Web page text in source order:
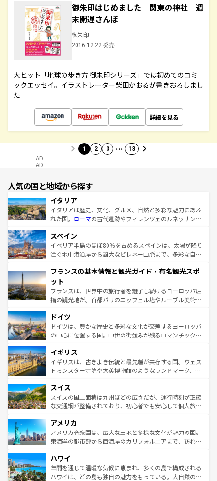
御朱印はじめました 関東の神社 週
末開運さんぽ
御朱印
2016.12.22 発売
大ヒット「地球の歩き方 御朱印シリーズ」では初めてのコミ
ックエッセイ。イラストレーター柴田かおるが書きおろしまし
た
詳細を見る
1 2 3 … 13
AD
AD
人気の国と地域から探す
イタリア
イタリアは歴史、文化、グルメ、自然と多彩な魅力にあふ
れた国。 ローマの古代遺跡やフィレンツェのルネッサンス
ろん、トスカーナの美しい田園風景やアマルフィ海岸の絶
景など、自然景観も見逃せない。観光の合間には、本場の
ピザやパスタなど、絶品のイタリア料理を堪能することも
ませてくれるイタリアで、忘れられない旅をしてみよう！
なお、新着のイタリア情報は
しい。
スペイン
イベリア半島のほぼ80％を占めるスペインは、太陽が降り
注ぐ地中海沿岸から雄大なピレネー山脈まで、多彩な自然
文化が根付くこの国では、情熱的なフラメンコ、熱気あふ
れる闘牛、そして美味しいタパスが生活の一部となってい
る。首都マドリードの洗練された雰囲気や、バルセロナの
アートに溢れた街角から、地方では古代ローマ遺跡や中世
せる。地方によって風土や気候が異なるスペインはその個
性で訪れる人を魅了する。 なお、新着のスペイン情報は コ
ンテンツ一覧を参照してほしい。
フランスの基本情報と観光ガイド・有名観光スポ
ット
フランスは、世界中の旅行者を魅了し続けるヨーロッパ屈
指の観光地だ。首都パリのエッフェル塔やルーブル美術館
で、幅広い魅力が詰まっている。華麗な宮殿、歴史的な大
聖堂、美しいビーチ、そして豊かな自然が、訪れる者を心
から魅了する。また、フランスは美食の国としても知ら
いる。シャンパンの発祥地であるランス、プロヴァンスの
香り高いラベンダー畑など、多彩な楽しみ方が可能だ。さ
らに、パリ以外の地域にも魅力が溢れており、どの街角に
れる地方に足を運ぶとそれぞれで全く異なる文化を体験で
きるだろう。 なお、新着のフランス情報はコンテンツ一覧
を参照してほしい。
ドイツ
ドイツは、豊かな歴史と多彩な文化が交差するヨーロッパ
の中心に位置する国。中世の街並みが残るロマンチック街
顔を持つこの国は、どこを歩いても飽きることがない。ベ
ルリンの文化的活気、バイエルン州のアルプスの絶景、そ
してライン川沿いのワイン畑といった風景は必見。ビール
は、お酒好きな人にはぜひ体験してほしい。 なお、新着の
ドイツ情報はコンテンツ一覧を参照してほしい。
イギリス
イギリスは、古きよき伝統と最先端が共存する国。ウェス
トミンスター寺院や大英博物館のようなランドマーク、歴
リアごとに異なる魅力がある。また、優雅なアフタヌーン
ティー、ビール好きにはたまらない英国パブ、サッカー観
戦など、本場だからこそできる体験も豊富。イギリスを旅
ンツ一覧を参照してほしい。
スイス
スイスの国土面積は九州ほどの広さだが、運行時刻が正確
な交通網が整備されており、初心者でも安心して個人旅行
の建物がそのまま残る町や、スイスならではのユニークな
博物館もあり、アルプス観光だけでなく町歩きも満喫する
ことができる。国民の所得が高いため物価も高いが、旅行
ば市内交通費無料で観光を楽しむこともできる。 なお、新
着のスイス情報はコンテンツ一覧 を参照してほしい。
アメリカ
アメリカ合衆国は、広大な土地と多様な文化が魅力の国。
東海岸の都市部から西海岸のカリフォルニアまで、訪れる
のような巨大都市は、観光、ショッピング、エンターテイ
ンメントが詰まった刺激的なスポットだ。一方、アメリカ
西部には大自然が広がり、グランドキャニオンやイエロー
ハワイ
年間を通じて温暖な気候に恵まれ、多くの島で構成される
ハワイは、どの島も独自の魅力をもっている。大自然の神